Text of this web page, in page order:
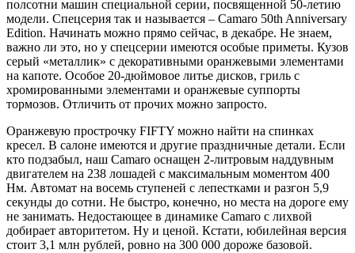
полсотни машин специальной серии, посвященной 50-летию
модели. Спецсерия так и называется – Camaro 50th Anniversary
Edition. Начинать можно прямо сейчас, в декабре. Не знаем,
важно ли это, но у спецсерии имеются особые приметы. Кузов
серый «металлик» с декоративными оранжевыми элементами
на капоте. Особое 20-дюймовое литье дисков, гриль с
хромированными элементами и оранжевые суппорты
тормозов. Отличить от прочих можно запросто.
Оранжевую прострочку FIFTY можно найти на спинках
кресел. В салоне имеются и другие праздничные детали. Если
кто подзабыл, наш Сamaro оснащен 2-литровым наддувным
двигателем на 238 лошадей с максимальным моментом 400
Нм. Автомат на восемь ступеней с лепестками и разгон 5,9
секунды до сотни. Не быстро, конечно, но места на дороге ему
не занимать. Недостающее в динамике Camaro с лихвой
добирает авторитетом. Ну и ценой. Кстати, юбилейная версия
стоит 3,1 млн рублей, ровно на 300 000 дороже базовой.